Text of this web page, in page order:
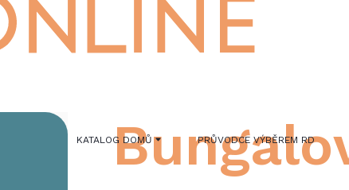
KATALOG DOMŮ PRŮVODCE VÝBĚREM RD